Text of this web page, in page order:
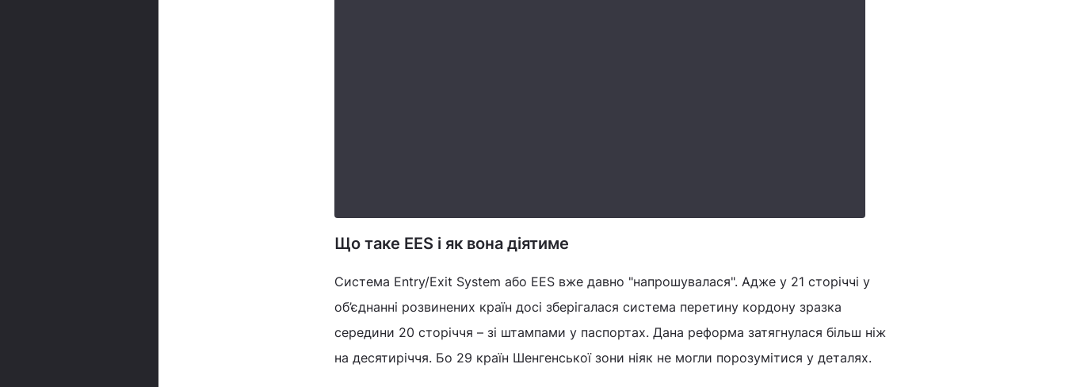
Що таке EES і як вона діятиме
Система Entry/Exit System або EES вже давно "напрошувалася". Адже у 21 сторіччі у
об’єднанні розвинених країн досі зберігалася система перетину кордону зразка
середини 20 сторіччя – зі штампами у паспортах. Дана реформа затягнулася більш ніж
на десятиріччя. Бо 29 країн Шенгенської зони ніяк не могли порозумітися у деталях.